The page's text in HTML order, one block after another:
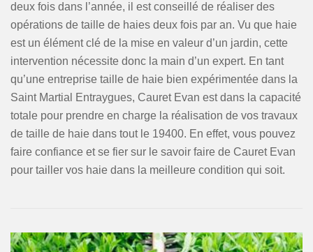
deux fois dans l’année, il est conseillé de réaliser des
opérations de taille de haies deux fois par an. Vu que haie
est un élément clé de la mise en valeur d’un jardin, cette
intervention nécessite donc la main d’un expert. En tant
qu’une entreprise taille de haie bien expérimentée dans la
Saint Martial Entraygues, Cauret Evan est dans la capacité
totale pour prendre en charge la réalisation de vos travaux
de taille de haie dans tout le 19400. En effet, vous pouvez
faire confiance et se fier sur le savoir faire de Cauret Evan
pour tailler vos haie dans la meilleure condition qui soit.